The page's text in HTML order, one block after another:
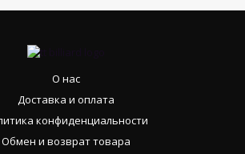
О нас
Доставка и оплата
конфиденциальности
Обмен и возврат товара